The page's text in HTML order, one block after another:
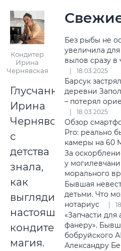
Кондитер
Ирина
Чернявская
Глусчанка
Ирина
Чернявская
с
детства
знала,
как
выглядит
настоящая
кондитерская
магия.
Без рыбы не
увеличила
вылов сразу в
18.03.2025
Барсук
деревни
– потерял
18.03.2025
Обзор
Pro: реально
камеры на 60
За
у
морального
Бывшая
детьми. Что
нотариус
«Запчасти
фанеру».
бобруйского
Александру